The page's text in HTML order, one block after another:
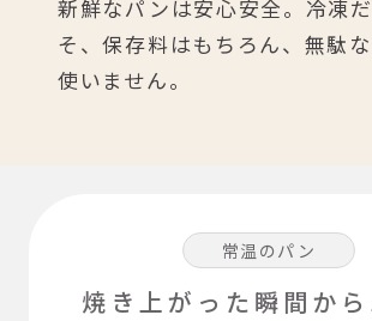
新鮮なパンは安心安全。冷凍
そ、保存料はもちろん、無駄
使いません。
常温のパン
焼き上がった瞬間か